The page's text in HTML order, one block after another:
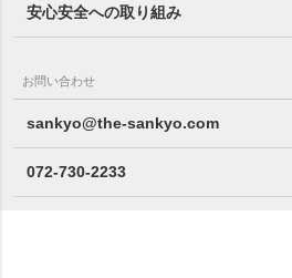
安心安全への取り組み
お問い合わせ
sankyo@the-sankyo.com
072-730-2233